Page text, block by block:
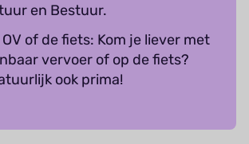
en Bestuur.
of de fiets: Kom je liever met
vervoer of op de fiets?
ook prima!